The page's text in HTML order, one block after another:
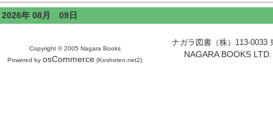
2026年 08月 09日
Copyright © 2005 Nagara Books
Powered by osCommerce (Koshoten.net2)
ナガラ図書（株）113-
NAGARA BOOKS